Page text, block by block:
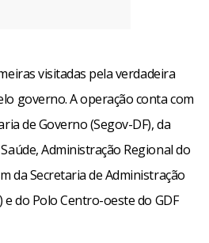
visitadas pela verdadeira
governo. A operação conta com
de Governo (Segov-DF), da
Administração Regional do
da Secretaria de Administração
e do Polo Centro-oeste do GDF